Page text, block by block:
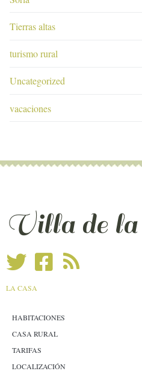
Tierras altas
turismo rural
Uncategorized
vacaciones
Villa de
LA CASA
HABITACIONES
CASA RURAL
TARIFAS
LOCALIZACIÓN